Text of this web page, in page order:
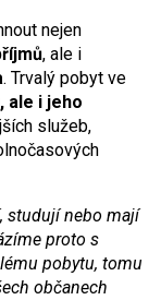
nejen
, ale i
. Trvalý pobyt ve
ale i jeho
služeb,
studují nebo mají
proto s
pobytu, tomu
občanech